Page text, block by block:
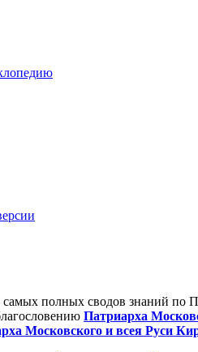
полных сводов знаний по
Патриарха
Московского и всея Руси